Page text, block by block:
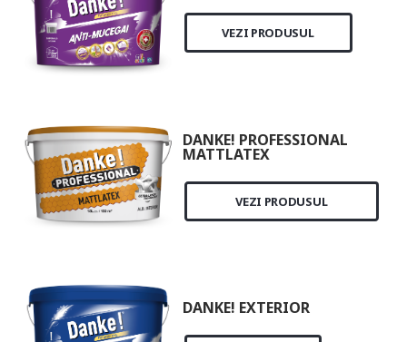
VEZI PRODUSUL
DANKE! PROFESSIONAL
MATTLATEX
VEZI PRODUSUL
DANKE! EXTERIOR